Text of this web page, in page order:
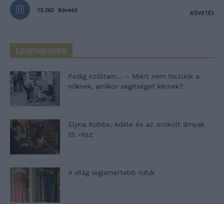
13,262 Követő KÖVETÉS
LEGFRISSEBB
Pedig szóltam… – Miért nem hiszünk a
nőknek, amikor segítséget kérnek?
Elyna Robbs: Adéle és az örökölt árnyak
13. rész
A világ legismertebb ruhái